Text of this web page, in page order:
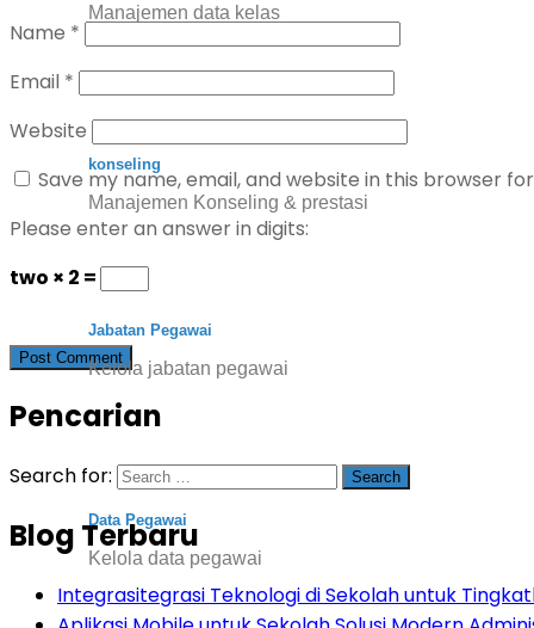
Manajemen data kelas
konseling
Manajemen Konseling & prestasi
Jabatan Pegawai
Kelola jabatan pegawai
Data Pegawai
Kelola data pegawai
Name *
Email *
Website
Save my name, email, and website in this browser
Please enter an answer in digits:
two × 2 =
Pencarian
Search for:
Blog Terbaru
Integrasitegrasi Teknologi di Sekolah untuk